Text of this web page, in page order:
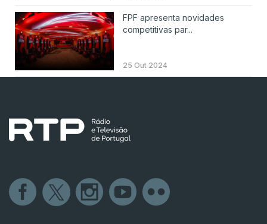
FPF apresenta novidades
competitivas par...
25 Out 2024